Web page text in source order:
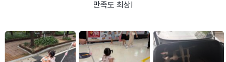
만족도 최상!